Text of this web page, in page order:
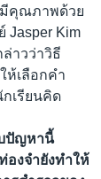
มีคุณภาพด้วย
Jasper Kim
ล่าวว่าวิธี
ห้เลือกคำ
เรียนคิด
บปัญหานี้
องจำยังทำให้